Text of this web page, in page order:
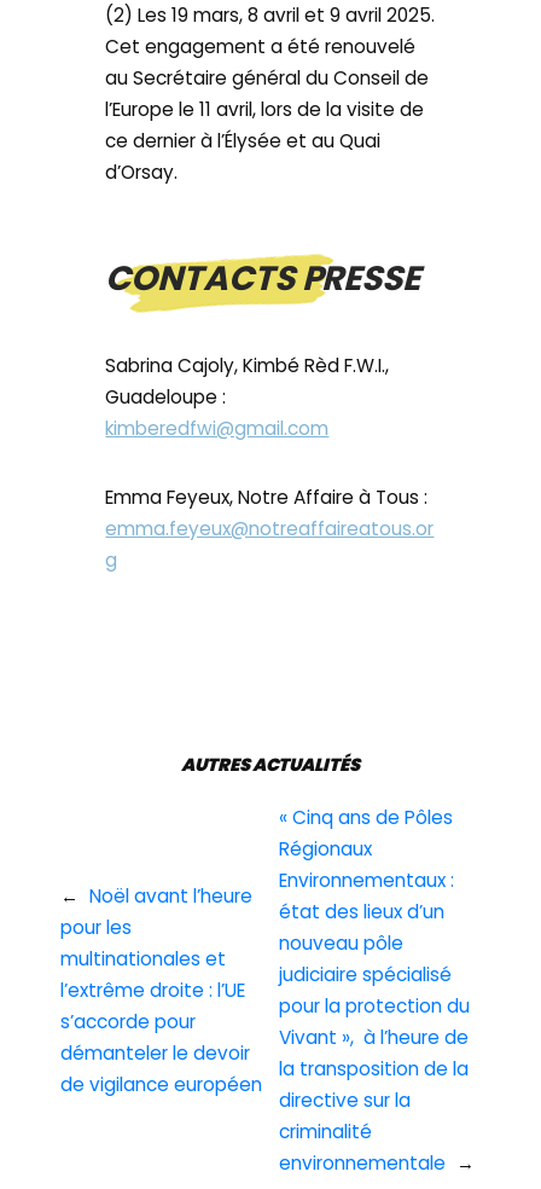
(2) Les 19 mars, 8 avril et 9 avril 2025.
Cet engagement a été renouvelé
au Secrétaire général du Conseil de
l’Europe le 11 avril, lors de la visite de
ce dernier à l’Élysée et au Quai
d’Orsay.
CONTACTS PRESSE
Sabrina Cajoly, Kimbé Rèd F.W.I.,
Guadeloupe :
kimberedfwi@gmail.com
Emma Feyeux, Notre Affaire à Tous :
emma.feyeux@notreaffaireatous.or
g
← Noël avant l’heure
pour les
multinationales et
l’extrême droite : l’UE
s’accorde pour
démanteler le devoir
de vigilance européen
AUTRES ACTUALITÉS
« Cinq ans de Pôles
Régionaux
Environnementaux :
état des lieux d’un
nouveau pôle
judiciaire spécialisé
pour la protection du
Vivant », à l’heure de
la transposition de la
directive sur la
criminalité
environnementale
→